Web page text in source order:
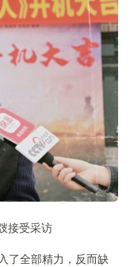
接受采访
了全部精力，反而缺